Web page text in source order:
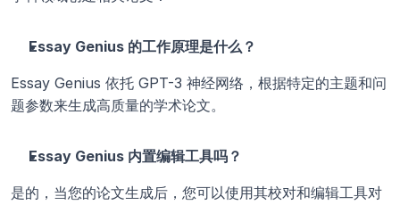
Essay Genius 的工作原理是什么？
Essay Genius 依托 GPT-3 神经网络，根据特定的主题和问
题参数来生成高质量的学术论文。
Essay Genius 内置编辑工具吗？
是的，当您的论文生成后，您可以使用其校对和编辑工具对